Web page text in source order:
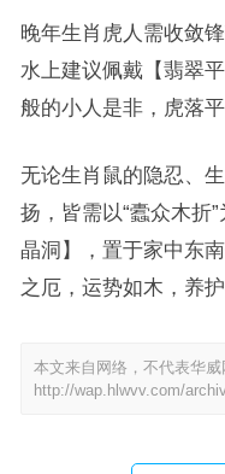
晚年生肖虎人需收敛
水上建议佩戴【翡翠
般的小人是非，虎落
无论生肖鼠的隐忍、
扬，皆需以“蠹众木折
晶洞】，置于家中东
之厄，运势如木，养
本文来自网络，不代表华威
http://wap.hlwvv.com/